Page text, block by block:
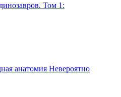
Том 1:
Невероятно